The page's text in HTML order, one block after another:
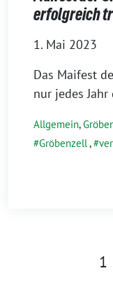
erfolgreich
1. Mai 2023
Das Maifest
nur jedes
Allgemein,
Gröbenzell,
1